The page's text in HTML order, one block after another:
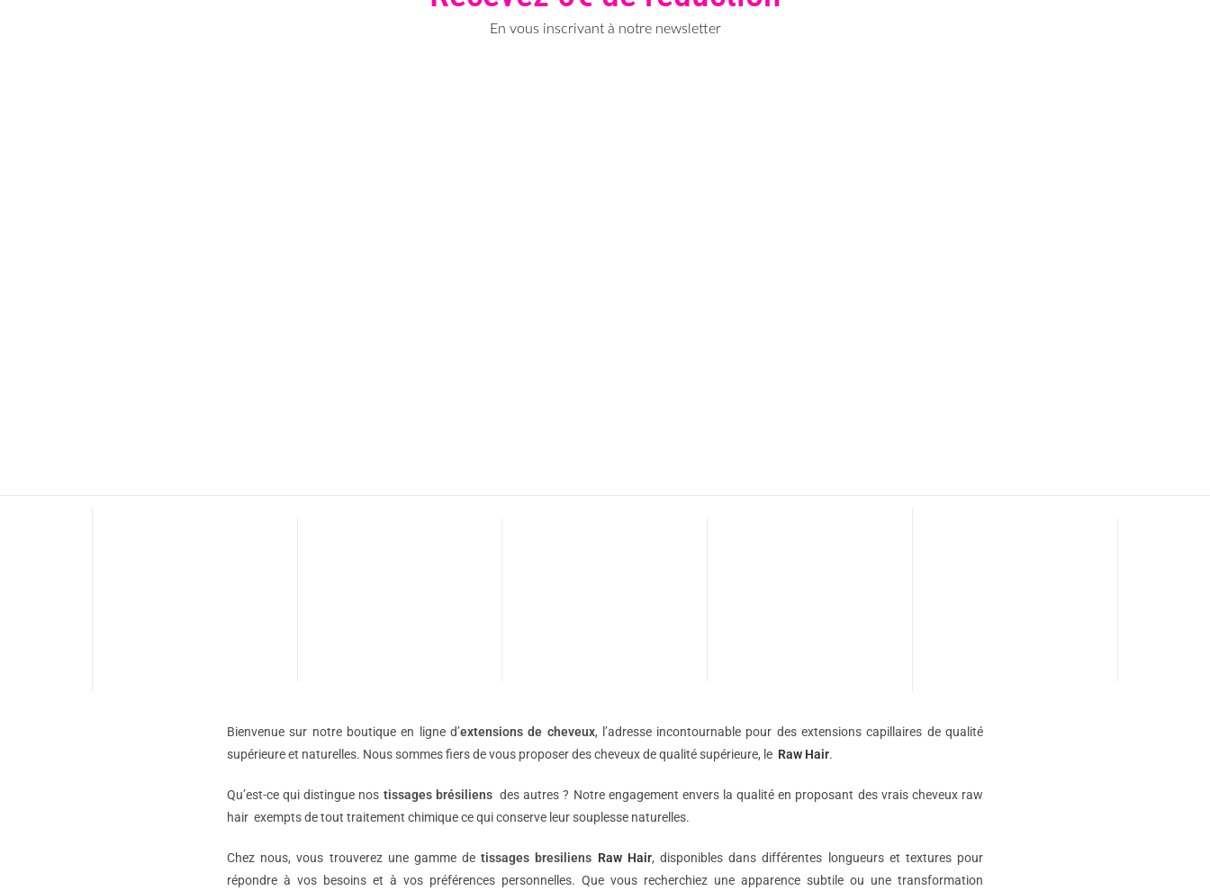
En vous inscrivant à notre newsletter
Bienvenue sur notre boutique en ligne d’extensions de cheveux, l’adresse incontournable pour des extensions capillaires de qualité
supérieure et naturelles. Nous sommes fiers de vous proposer des cheveux de qualité supérieure, le Raw Hair.
Qu’est-ce qui distingue nos tissages brésiliensdes autres ? Notre engagement envers la qualité en proposant des vrais cheveux raw
hair exempts de tout traitement chimique ce qui conserve leur souplesse naturelles.
Chez nous, vous trouverez une gamme detissages bresiliens Raw Hair, disponibles dans différentes longueurs et textures pour
répondre à vos besoins et à vos préférences personnelles. Que vous recherchiez une apparence subtile ou une transformation